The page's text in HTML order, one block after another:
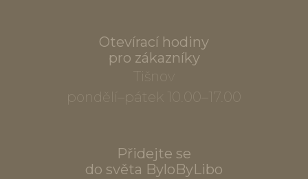
Otevírací hodiny
pro zákazníky
Tišnov
pondělí–pátek 10.00–17.00
Přidejte se
do světa ByloByLibo